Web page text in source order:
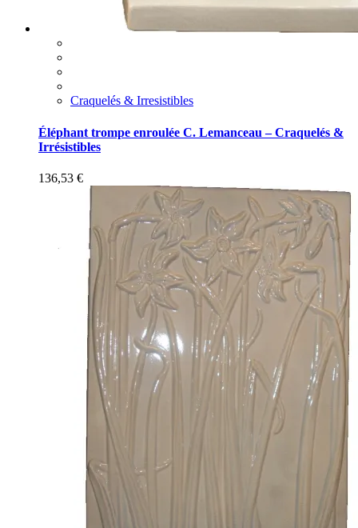
Craquelés & Irresistibles
Éléphant trompe enroulée C. Lemanceau – Craquelés &
Irrésistibles
136,53 €